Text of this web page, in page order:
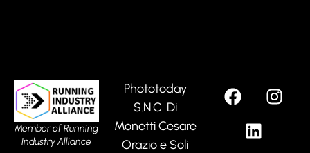
Member of Running
Industry Alliance
Phototoday
S.N.C. Di
Monetti Cesare
Orazio e Soli